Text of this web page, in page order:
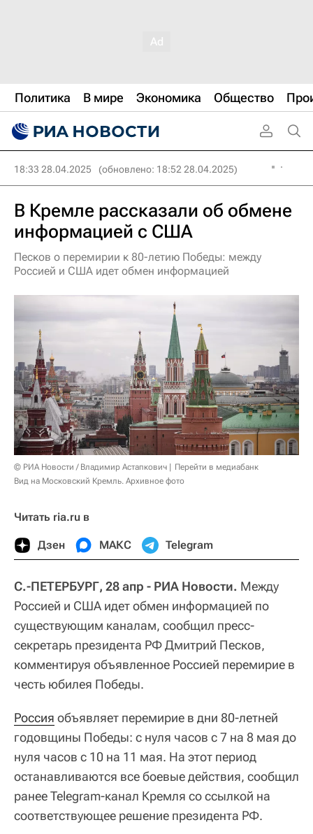
Политика В мире Экономика Общество
18:33 28.04.2025 (обновлено: 18:52 28.04.2025)
В Кремле рассказали об обмене
информацией с США
Песков о перемирии к 80-летию Победы: между
Россией и США идет обмен информацией
© РИА Новости / Владимир Астапкович
Перейти в медиабанк
Вид на Московский Кремль. Архивное фото
Читать ria.ru в
Дзен МАКС Telegram
С.-ПЕТЕРБУРГ, 28 апр - РИА Новости. Между
Россией и США идет обмен информацией по
существующим каналам, сообщил пресс-
секретарь президента РФ Дмитрий Песков,
комментируя объявленное Россией перемирие в
честь юбилея Победы.
Россия объявляет перемирие в дни 80-летней
годовщины Победы: с нуля часов с 7 на 8 мая до
нуля часов с 10 на 11 мая. На этот период
останавливаются все боевые действия, сообщил
ранее Telegram-канал Кремля со ссылкой на
соответствующее решение президента РФ.